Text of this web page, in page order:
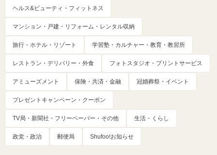
ヘルス&ビューティ・フィットネス
マンション・戸建・リフォーム・レンタル収納
旅行・ホテル・リゾート 学習塾・カルチャー・教育・教習所
レストラン・デリバリー・外食 フォトスタジオ・プリントサービス
アミューズメント 保険・共済・金融 冠婚葬祭・イベント
プレゼントキャンペーン・クーポン
TV局・新聞社・フリーペーパー・その他 生活・くらし
政党・政治 郵便局 Shufoo!お知らせ